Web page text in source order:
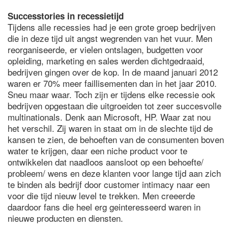
Successtories in recessietijd
Tijdens alle recessies had je een grote groep bedrijven
die in deze tijd uit angst wegrenden van het vuur. Men
reorganiseerde, er vielen ontslagen, budgetten voor
opleiding, marketing en sales werden dichtgedraaid,
bedrijven gingen over de kop. In de maand januari 2012
waren er 70% meer faillisementen dan in het jaar 2010.
Sneu maar waar. Toch zijn er tijdens elke recessie ook
bedrijven opgestaan die uitgroeiden tot zeer succesvolle
multinationals. Denk aan Microsoft, HP. Waar zat nou
het verschil. Zij waren in staat om in de slechte tijd de
kansen te zien, de behoeften van de consumenten boven
water te krijgen, daar een niche product voor te
ontwikkelen dat naadloos aansloot op een behoefte/
probleem/ wens en deze klanten voor lange tijd aan zich
te binden als bedrijf door customer intimacy naar een
voor die tijd nieuw level te trekken. Men creeerde
daardoor fans die heel erg geinteresseerd waren in
nieuwe producten en diensten.